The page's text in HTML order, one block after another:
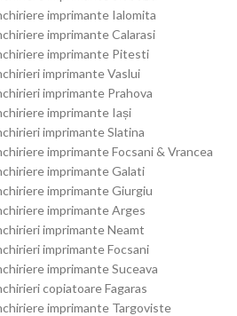
imprimante Ialomita
imprimante Calarasi
imprimante Pitesti
imprimante Vaslui
imprimante Prahova
imprimante Iași
imprimante Slatina
imprimante Focsani & Vrancea
imprimante Galati
imprimante Giurgiu
imprimante Arges
imprimante Neamt
imprimante Focsani
imprimante Suceava
copiatoare Fagaras
imprimante Targoviste